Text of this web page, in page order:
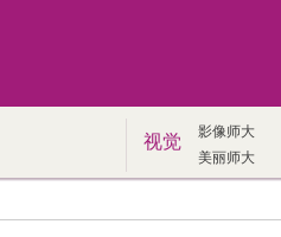
视觉
影像师大
美丽师大